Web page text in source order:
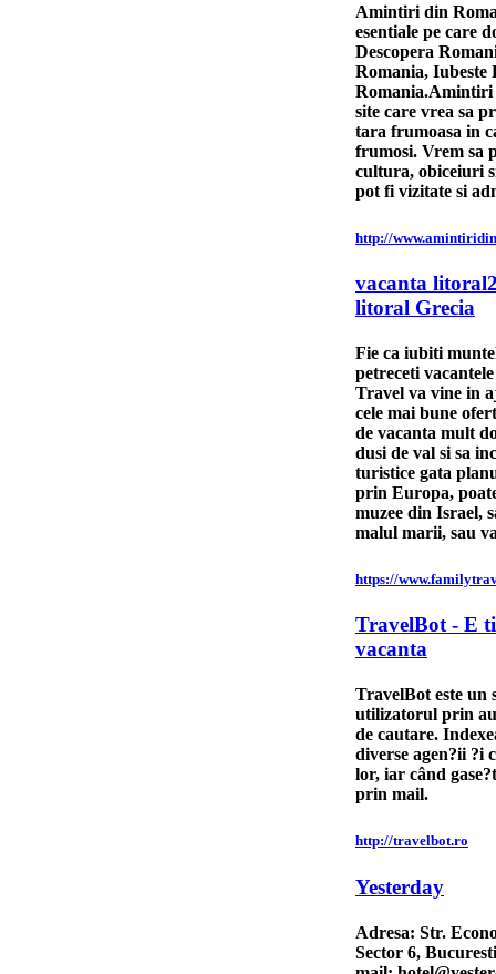
Amintiri din
esentiale pe care
Descopera
Romania, Iubeste
Romania.Amintiri
site care vrea sa
tara frumoasa in
frumosi. Vrem sa
cultura, obiceiuri
pot fi vizitate si
http://
vacanta
litoral Grecia
Fie ca iubiti
petreceti
Travel va vine in
cele mai bune
de vacanta mult
dusi de val si sa
turistice gata
prin Europa,
muzee din Israel,
malul marii, sau
https://
TravelBot - E
vacanta
TravelBot este un
utilizatorul prin
de cautare.
diverse agen?ii ?i
lor, iar când
prin mail.
http://travelbot.ro
Yesterday
Adresa: Str.
Sector 6,